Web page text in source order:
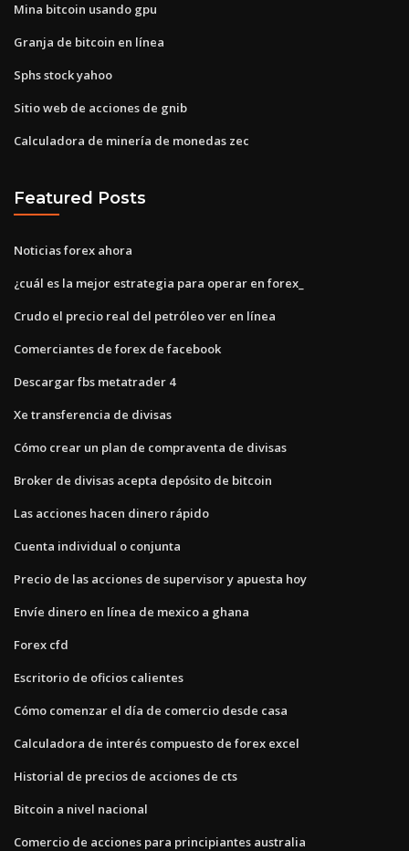
Mina bitcoin usando gpu
Granja de bitcoin en línea
Sphs stock yahoo
Sitio web de acciones de gnib
Calculadora de minería de monedas zec
Featured Posts
Noticias forex ahora
¿cuál es la mejor estrategia para operar en forex_
Crudo el precio real del petróleo ver en línea
Comerciantes de forex de facebook
Descargar fbs metatrader 4
Xe transferencia de divisas
Cómo crear un plan de compraventa de divisas
Broker de divisas acepta depósito de bitcoin
Las acciones hacen dinero rápido
Cuenta individual o conjunta
Precio de las acciones de supervisor y apuesta hoy
Envíe dinero en línea de mexico a ghana
Forex cfd
Escritorio de oficios calientes
Cómo comenzar el día de comercio desde casa
Calculadora de interés compuesto de forex excel
Historial de precios de acciones de cts
Bitcoin a nivel nacional
Comercio de acciones para principiantes australia